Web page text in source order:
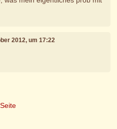
2012, um 17:22